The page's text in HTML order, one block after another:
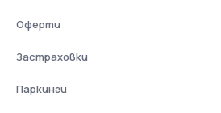
Оферти
Застраховки
Паркинги